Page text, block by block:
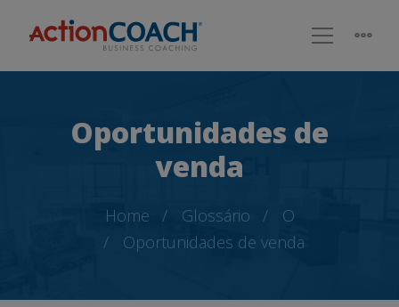
Oportunidades de
venda
Home Glossário
O
Oportunidades de venda